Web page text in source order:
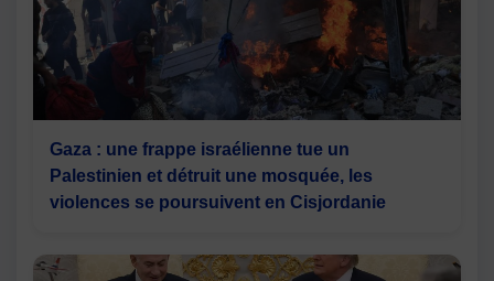
Gaza : une frappe israélienne tue un
Palestinien et détruit une mosquée, les
violences se poursuivent en Cisjordanie